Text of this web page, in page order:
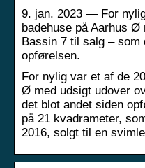
9. jan. 2023 — For
badehuse på Aarhus
Bassin 7 til salg – som
opførelsen.
For nylig var et af de
Ø med udsigt udover
det blot andet siden
på 21 kvadrameter,
2016, solgt til en